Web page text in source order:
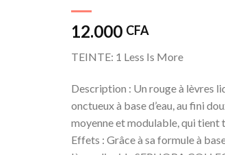
12.000 CFA
TEINTE: 1 Less Is More
Description : Un rouge à lèvres
onctueux à base d’eau, au fini
moyenne et modulable, qui tient
Effets : Grâce à sa formule à